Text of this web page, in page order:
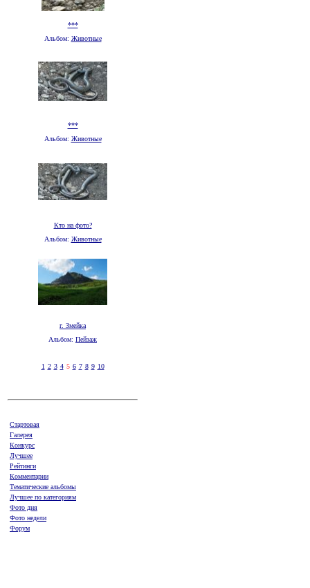
***
Альбом: Животные
***
Альбом: Животные
Кто на фото?
Альбом: Животные
г. Змейка
Альбом: Пейзаж
1 2 3 4 5 6 7 8 9 10
Стартовая
Галерея
Конкурс
Лучшее
Рейтинги
Комментарии
Тематические альбомы
Лучшее по категориям
Фото дня
Фото недели
Форум